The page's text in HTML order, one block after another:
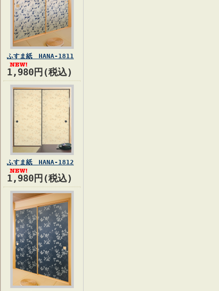
ふすま紙 HANA-1811
1,980円(税込)
ふすま紙 HANA-1812
1,980円(税込)